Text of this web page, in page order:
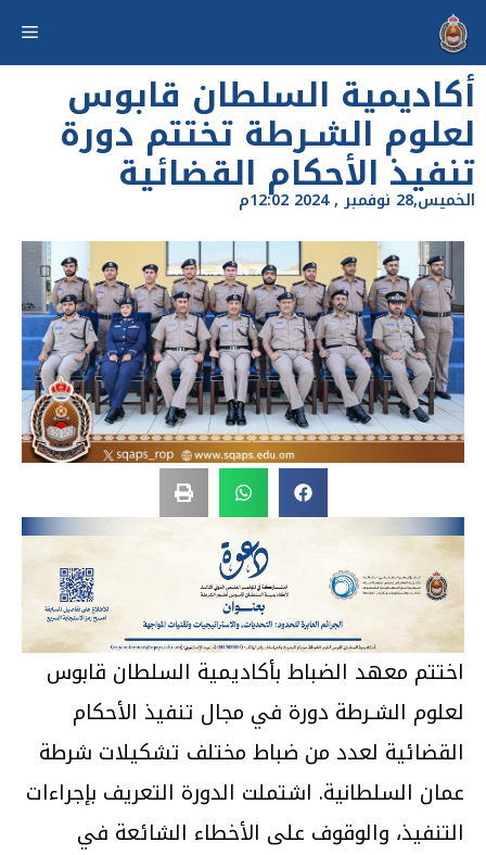
أكاديمية السلطان قابوس
لعلوم الشـرطة تختتم دورة
تنفيذ الأحكام القضائية
الخميس,28 نوفمبر , 2024 12:02م
اختتم معهد الضباط بأكاديمية السلطان قابوس
لعلوم الشـرطة دورة في مجال تنفيذ الأحكام
القضائية لعدد من ضباط مختلف تشكيلات شرطة
عمان السلطانية. اشتملت الدورة التعريف بإجراءات
التنفيذ، والوقوف على الأخطاء الشائعة في